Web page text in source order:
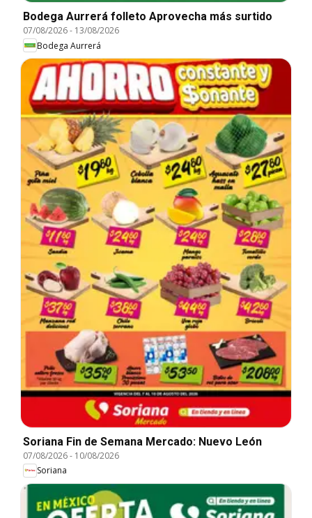
Bodega Aurrerá folleto Aprovecha más surtido
07/08/2026- 13/08/2026
Bodega Aurrerá
Soriana Fin de Semana Mercado: Nuevo León
07/08/2026- 10/08/2026
Soriana